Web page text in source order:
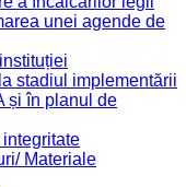
unei agende de
stadiul implementării
și în planul de
Materiale